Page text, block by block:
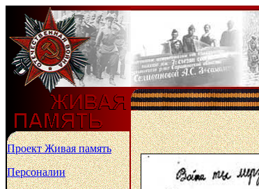
Проект Живая память
Персоналии